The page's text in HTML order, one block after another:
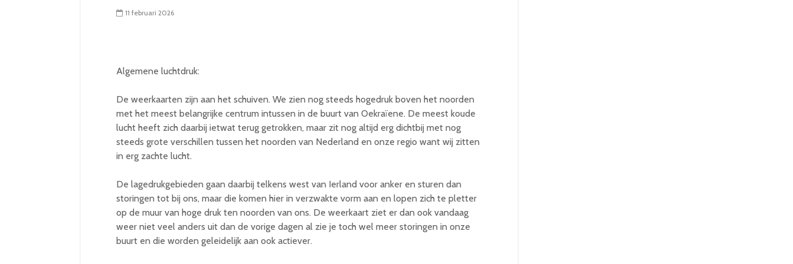
11 februari 2026
Algemene luchtdruk:
De weerkaarten zijn aan het schuiven. We zien nog steeds hogedruk boven het noorden
met het meest belangrijke centrum intussen in de buurt van Oekraïene. De meest koude
lucht heeft zich daarbij ietwat terug getrokken, maar zit nog altijd erg dichtbij met nog
steeds grote verschillen tussen het noorden van Nederland en onze regio want wij zitten
in erg zachte lucht.
De lagedrukgebieden gaan daarbij telkens west van Ierland voor anker en sturen dan
storingen tot bij ons, maar die komen hier in verzwakte vorm aan en lopen zich te pletter
op de muur van hoge druk ten noorden van ons. De weerkaart ziet er dan ook vandaag
weer niet veel anders uit dan de vorige dagen al zie je toch wel meer storingen in onze
buurt en die worden geleidelijk aan ook actiever.